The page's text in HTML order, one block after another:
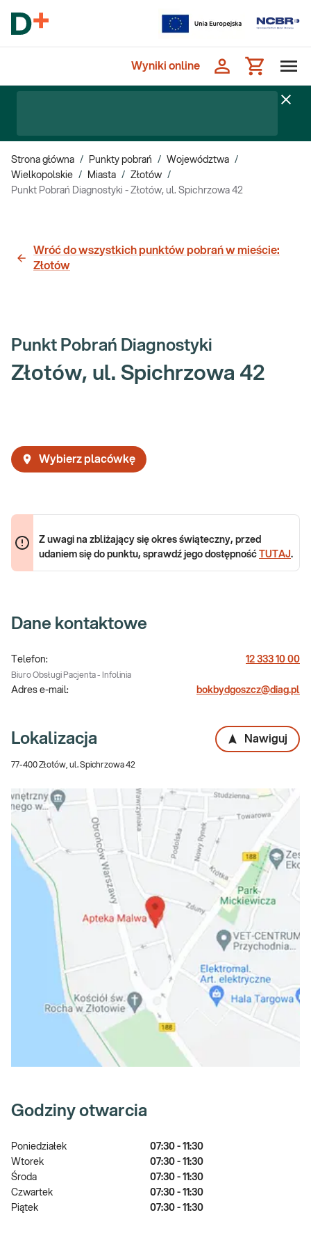
Wyniki online
Strona główna / Punkty pobrań / Województwa /
Wielkopolskie / Miasta / Złotów /
Punkt Pobrań Diagnostyki - Złotów, ul. Spichrzowa 42
Wróć do wszystkich punktów pobrań w mieście:
Złotów
Punkt Pobrań Diagnostyki
Złotów, ul. Spichrzowa 42
Wybierz placówkę
Z uwagi na zbliżający się okres świąteczny, przed
udaniem się do punktu, sprawdź jego dostępność
TUTAJ.
Dane kontaktowe
Telefon: 12 333 10 00
Biuro Obsługi Pacjenta - Infolinia
Adres e-mail: bokbydgoszcz@diag.pl
Lokalizacja Nawiguj
77-400 Złotów, ul. Spichrzowa 42
Godziny otwarcia
Poniedziałek
07:30 - 11:30
Wtorek
07:30 - 11:30
Środa
07:30 - 11:30
Czwartek
07:30 - 11:30
Piątek
07:30 - 11:30